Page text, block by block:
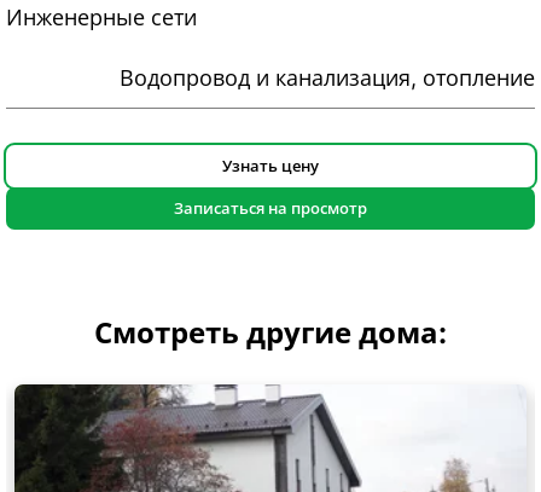
Инженерные сети
Водопровод и канализация, отопление
Узнать цену
Записаться на просмотр
Смотреть другие дома: